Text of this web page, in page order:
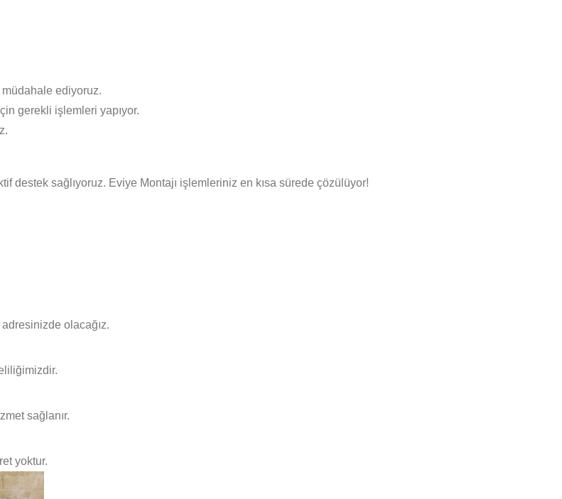
müdahale ediyoruz.
gerekli işlemleri yapıyor.
destek sağlıyoruz. Eviye Montajı işlemleriniz en kısa sürede çözülüyor!
olacağız.
sağlanır.
yoktur.